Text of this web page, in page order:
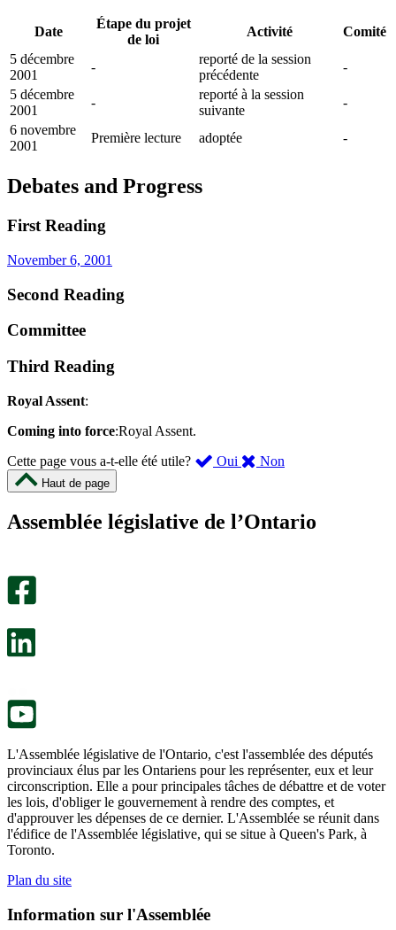
Date
Étape du projet
de loi
Activité
Comité
5 décembre
2001
-
reporté de la session
précédente
-
5 décembre
2001
-
reporté à la session
suivante
-
6 novembre
2001
Première lecture adoptée -
Debates and Progress
First Reading
November 6, 2001
Second Reading
Committee
Third Reading
Royal Assent:
Coming into force:Royal Assent.
Cette page vous a-t-elle été utile?
Oui ,
été
Non
m’a
Haut de page
Assemblée législative de l’Ontario
L'Assemblée législative de l'Ontario, c'est l'assemblée des députés
provinciaux élus par les Ontariens pour les représenter, eux et leur
circonscription. Elle a pour principales tâches de débattre et de voter
les lois, d'obliger le gouvernement à rendre des comptes, et
d'approuver les dépenses de ce dernier. L'Assemblée se réunit dans
l'édifice de l'Assemblée législative, qui se situe à Queen's Park, à
Toronto.
Plan du site
Information sur l'Assemblée